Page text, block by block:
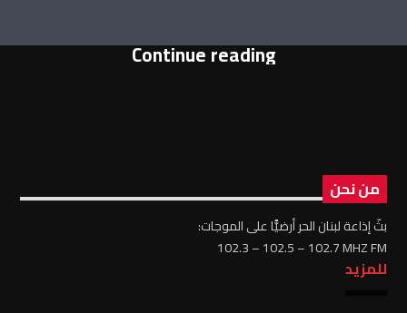
Continue reading
من نحن
بثّ إذاعة لبنان الحر أرضيًّا على الموجات:
102.3 – 102.5 – 102.7 MHZ FM
للمزيد